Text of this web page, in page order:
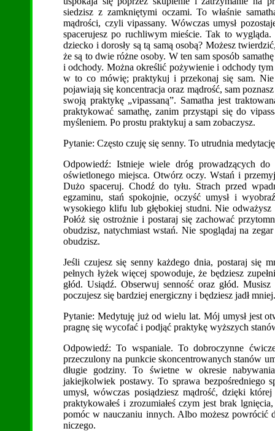
siedzisz z zamkniętymi oczami. To właśnie
mądrości, czyli vipassany. Wówczas umysł
spacerujesz po ruchliwym mieście. Tak to wygląda.
dziecko i dorosły są tą samą osobą? Możesz
że są to dwie różne osoby. W ten sam sposób
i odchody. Można określić pożywienie i odchody
w to co mówię; praktykuj i przekonaj się sam. Nie
pojawiają się koncentracja oraz mądrość, sam
swoją praktykę „vipassaną”. Samatha jest
praktykować samathę, zanim przystąpi się do
myśleniem. Po prostu praktykuj a sam zobaczysz.
Pytanie: Często czuję się senny. To utrudnia
Odpowiedź: Istnieje wiele dróg prowadzących
oświetlonego miejsca. Otwórz oczy. Wstań i
Dużo spaceruj. Chodź do tyłu. Strach przed
egzaminu, stań spokojnie, oczyść umysł i
wysokiego klifu lub głębokiej studni. Nie
Połóż się ostrożnie i postaraj się zachować
obudzisz, natychmiast wstań. Nie spoglądaj na
obudzisz.
Jeśli czujesz się senny każdego dnia, postaraj się
pełnych łyżek więcej spowoduje, że będziesz
głód. Usiądź. Obserwuj senność oraz głód.
poczujesz się bardziej energiczny i będziesz jadł
Pytanie: Medytuję już od wielu lat. Mój umysł jest
pragnę się wycofać i podjąć praktykę wyższych
Odpowiedź: To wspaniale. To dobroczynne
przeczulony na punkcie skoncentrowanych stanów
długie godziny. To świetne w okresie
jakiejkolwiek postawy. To sprawa bezpośredniego
umysł, wówczas posiądziesz mądrość, dzięki
praktykowałeś i zrozumiałeś czym jest brak
pomóc w nauczaniu innych. Albo możesz powrócić
niczego.